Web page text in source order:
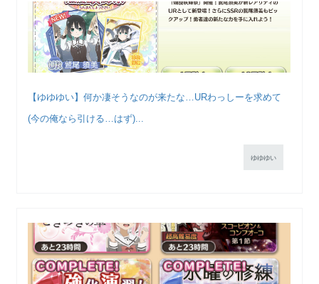
【ゆゆゆい】何か凄そうなのが来たな…URわっしーを求めて
(今の俺なら引ける…はず)...
ゆゆゆい